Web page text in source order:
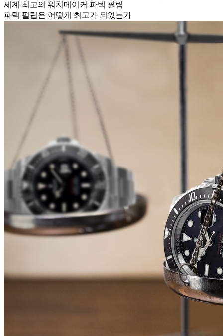
세계 최고의 워치메이커 파텍 필립
파텍 필립은 어떻게 최고가 되었는가